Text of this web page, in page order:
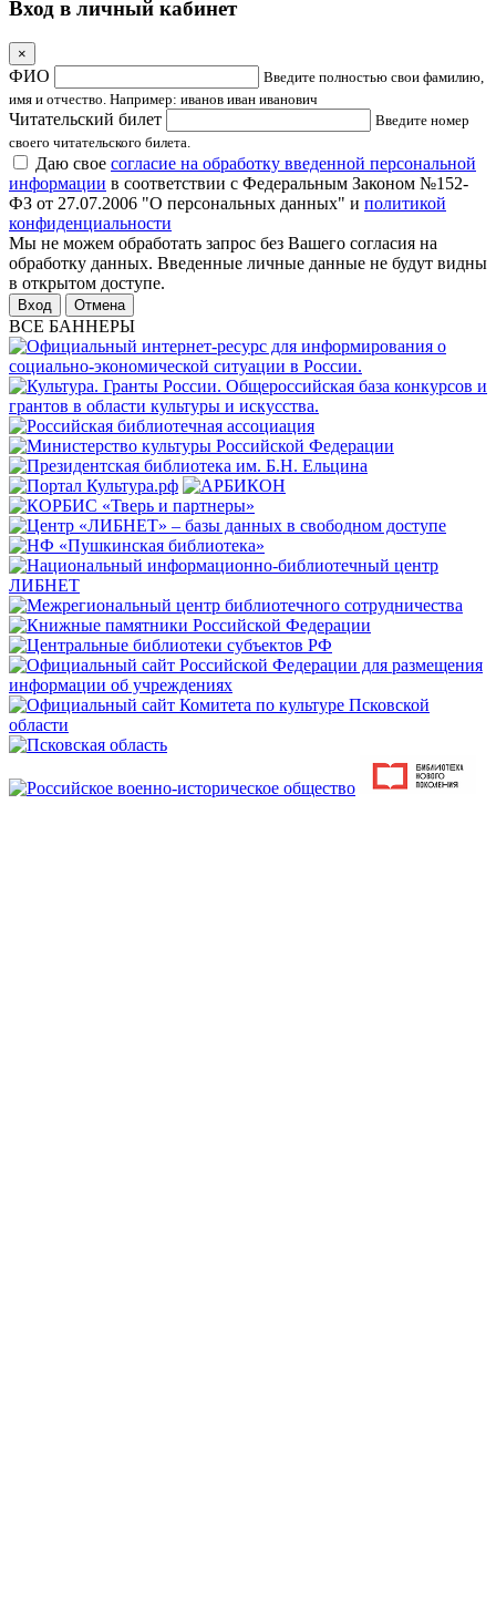
Вход в личный кабинет
×
ФИО
Введите полностью свои фамилию,
имя и отчество. Например: иванов иван иванович
Читательский билет
Введите номер
своего читательского билета.
Даю свое согласие на обработку введенной персональной
информации в соответствии с Федеральным Законом №152-
ФЗ от 27.07.2006 "О персональных данных" и политикой
конфиденциальности
Мы не можем обработать запрос без Вашего согласия на
обработку данных. Введенные личные данные не будут видны
в открытом доступе.
Отмена
ВСЕ БАННЕРЫ